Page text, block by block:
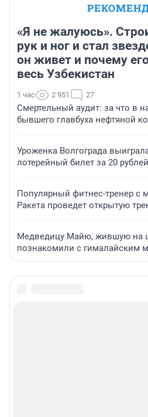
«Я не жалуюсь».
рук и ног и стал
он живет и почему
весь Узбекистан
1 час 2 951 27
Смертельный аудит: за что в
бывшего главбуха нефтяной
Уроженка Волгограда
лотерейный билет за 20 рублей
Популярный фитнес-тренер
Ракета проведет открытую
Медведицу Майю, жившую на
познакомили с гималайским